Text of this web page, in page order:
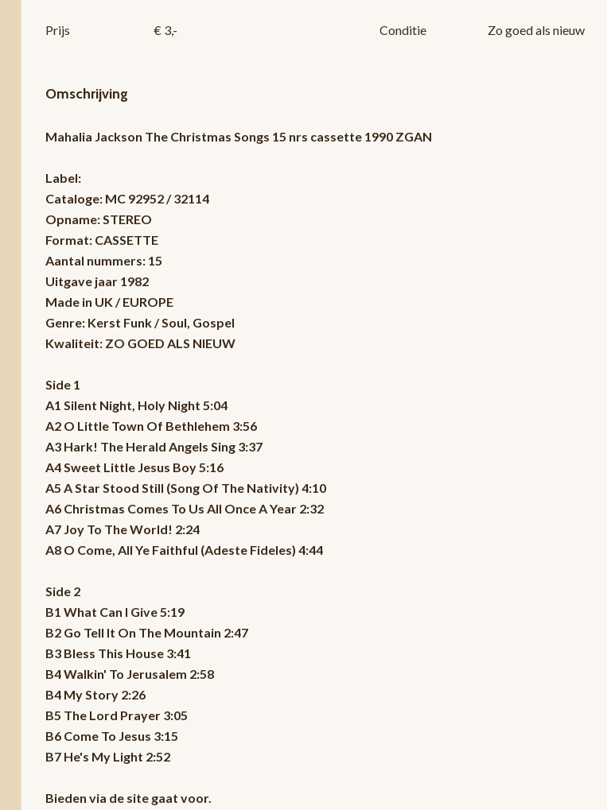
Prijs € 3,- Conditie Zo goed als nieuw
Omschrijving
Mahalia Jackson ‎The Christmas Songs 15 nrs cassette 1990 ZGAN
Label:
Cataloge: MC 92952 / 32114
Opname: STEREO
Format: CASSETTE
Aantal nummers: 15
Uitgave jaar 1982
Made in UK / EUROPE
Genre: Kerst Funk / Soul, Gospel
Kwaliteit: ZO GOED ALS NIEUW
Side 1
A1 Silent Night, Holy Night 5:04
A2 O Little Town Of Bethlehem 3:56
A3 Hark! The Herald Angels Sing 3:37
A4 Sweet Little Jesus Boy 5:16
A5 A Star Stood Still (Song Of The Nativity) 4:10
A6 Christmas Comes To Us All Once A Year 2:32
A7 Joy To The World! 2:24
A8 O Come, All Ye Faithful (Adeste Fideles) 4:44
Side 2
B1 What Can I Give 5:19
B2 Go Tell It On The Mountain 2:47
B3 Bless This House 3:41
B4 Walkin' To Jerusalem 2:58
B4 My Story 2:26
B5 The Lord Prayer 3:05
B6 Come To Jesus 3:15
B7 He's My Light 2:52
Bieden via de site gaat voor.